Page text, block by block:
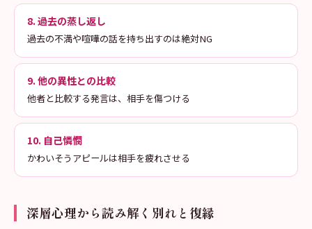
8. 過去の蒸し返し
過去の不満や喧嘩の話を持ち出すのは絶対NG
9. 他の異性との比較
他者と比較する発言は、相手を傷つける
10. 自己憐憫
かわいそうアピールは相手を疲れさせる
深層心理から読み解く別れと復縁